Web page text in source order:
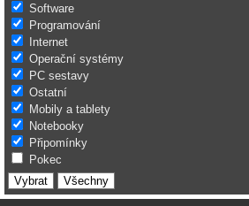
Software
Programování
Internet
Operační systémy
PC sestavy
Ostatní
Mobily a tablety
Notebooky
Připomínky
Pokec